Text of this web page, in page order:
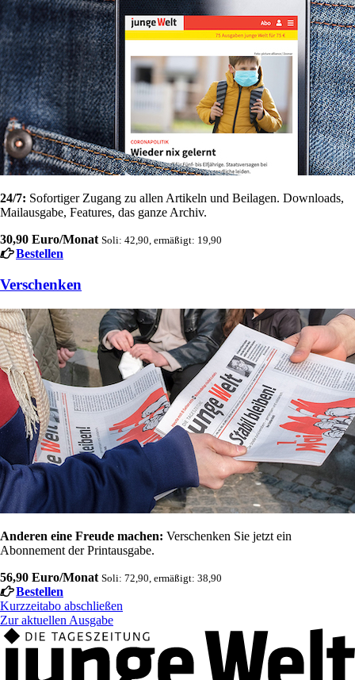
24/7: Sofortiger Zugang zu allen Artikeln und Beilagen. Downloads,
Mailausgabe, Features, das ganze Archiv.
30,90 Euro/Monat Soli: 42,90, ermäßigt: 19,90
Bestellen
Verschenken
Anderen eine Freude machen: Verschenken Sie jetzt ein
Abonnement der Printausgabe.
56,90 Euro/Monat Soli: 72,90, ermäßigt: 38,90
Bestellen
Kurzzeitabo abschließen
Zur aktuellen Ausgabe